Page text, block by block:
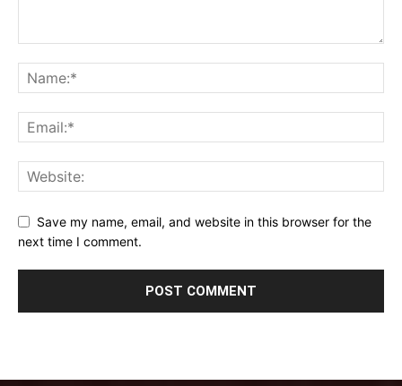
Save my name, email, and website in this browser for the
next time I comment.